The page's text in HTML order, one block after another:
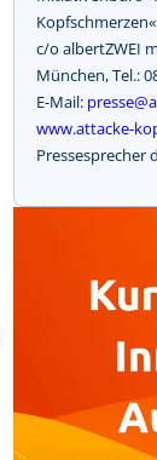
Kopfschmerzen«
c/o albertZWEI
München, Tel.:
E-Mail:
www.attacke-
Pressesprecher